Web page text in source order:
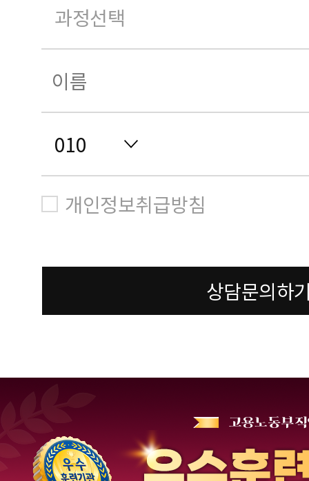
개인정보취급방침
상담문의하